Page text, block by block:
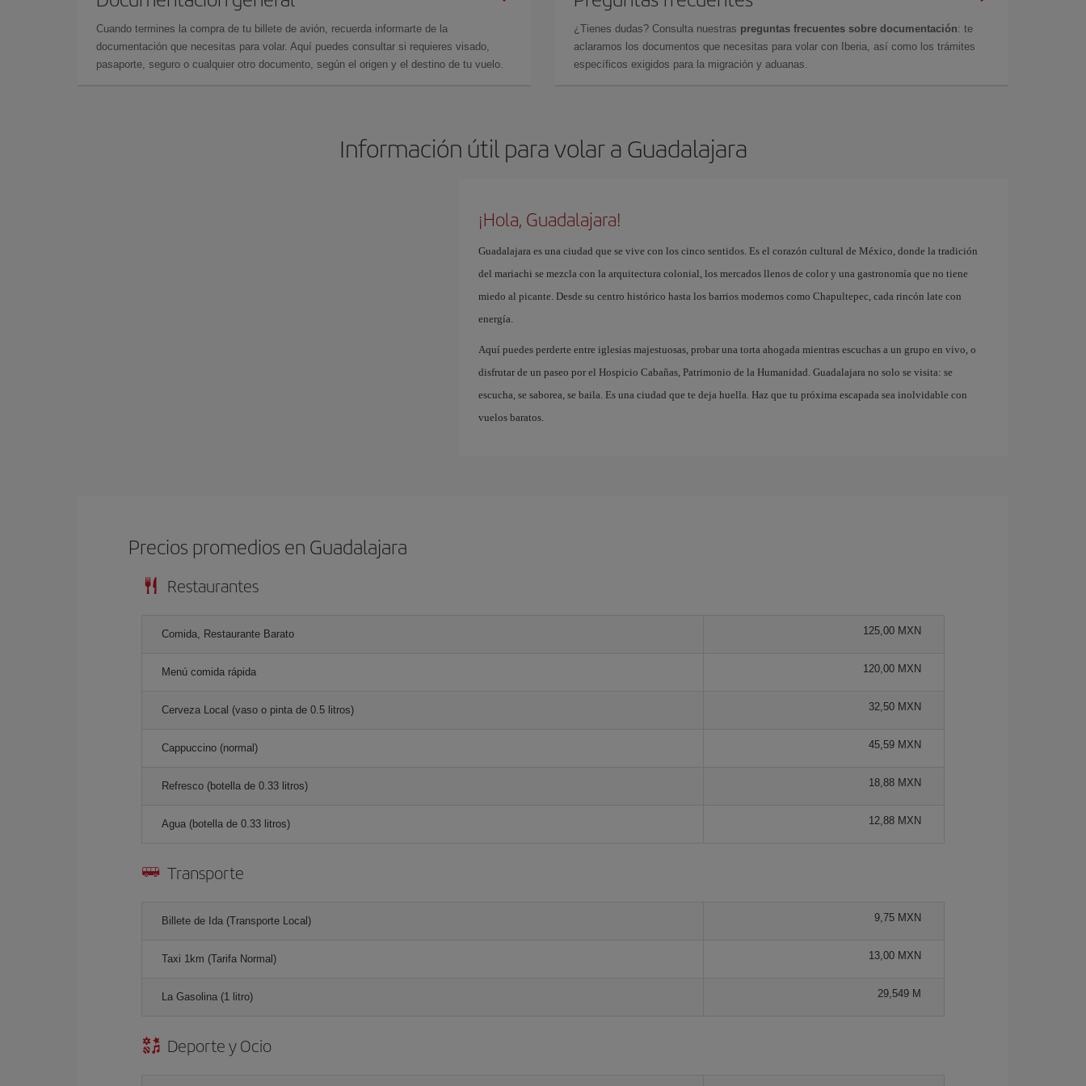
Cuando termines la compra de tu billete de avión, recuerda informarte de la
documentación que necesitas para volar. Aquí puedes consultar si requieres visado,
pasaporte, seguro o cualquier otro documento, según el origen y el destino de tu vuelo.
¿Tienes dudas? Consulta nuestras preguntas frecuentes sobre documentación: te
aclaramos los documentos que necesitas para volar con Iberia, así como los trámites
específicos exigidos para la migración y aduanas.
Información útil para volar a Guadalajara
¡Hola, Guadalajara!
Guadalajara es una ciudad que se vive con los cinco sentidos. Es el corazón cultural de México, donde la tradición
del mariachi se mezcla con la arquitectura colonial, los mercados llenos de color y una gastronomía que no tiene
miedo al picante. Desde su centro histórico hasta los barrios modernos como Chapultepec, cada rincón late con
energía.
Aquí puedes perderte entre iglesias majestuosas, probar una torta ahogada mientras escuchas a un grupo en vivo, o
disfrutar de un paseo por el Hospicio Cabañas, Patrimonio de la Humanidad. Guadalajara no solo se visita: se
escucha, se saborea, se baila. Es una ciudad que te deja huella. Haz que tu próxima escapada sea inolvidable con
vuelos baratos.
Precios promedios en Guadalajara
Restaurantes
Comida, Restaurante Barato 125,00 MXN
Menú comida rápida 120,00 MXN
Cerveza Local (vaso o pinta de 0.5 litros) 32,50 MXN
Cappuccino (normal) 45,59 MXN
Refresco (botella de 0.33 litros) 18,88 MXN
Agua (botella de 0.33 litros) 12,88 MXN
Transporte
Billete de Ida (Transporte Local) 9,75 MXN
Taxi 1km (Tarifa Normal) 13,00 MXN
La Gasolina (1 litro) 29,549 M
Deporte y Ocio